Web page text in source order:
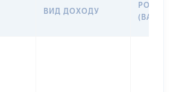
ВИД ДОХОДУ
РОЗМІР